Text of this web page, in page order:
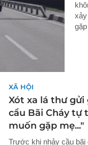
XÃ HỘI
Xót xa lá thư
cầu Bãi Cháy tự
muốn gặp mẹ..."
Trước khi nhảy cầu bãi